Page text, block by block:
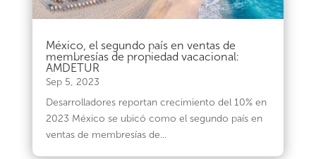
México, el segundo país en ventas de
membresías de propiedad vacacional:
AMDETUR
Sep 5, 2023
Desarrolladores reportan crecimiento del 10% en
2023 México se ubicó como el segundo país en
ventas de membresías de...